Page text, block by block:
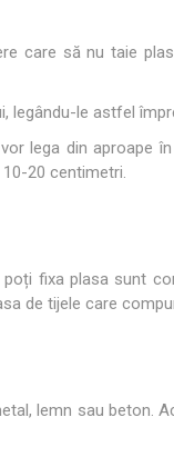
care să nu taie
legându-le astfel
lega din aproape
20 centimetri.
fixa plasa sunt
de tijele care
lemn sau beton.